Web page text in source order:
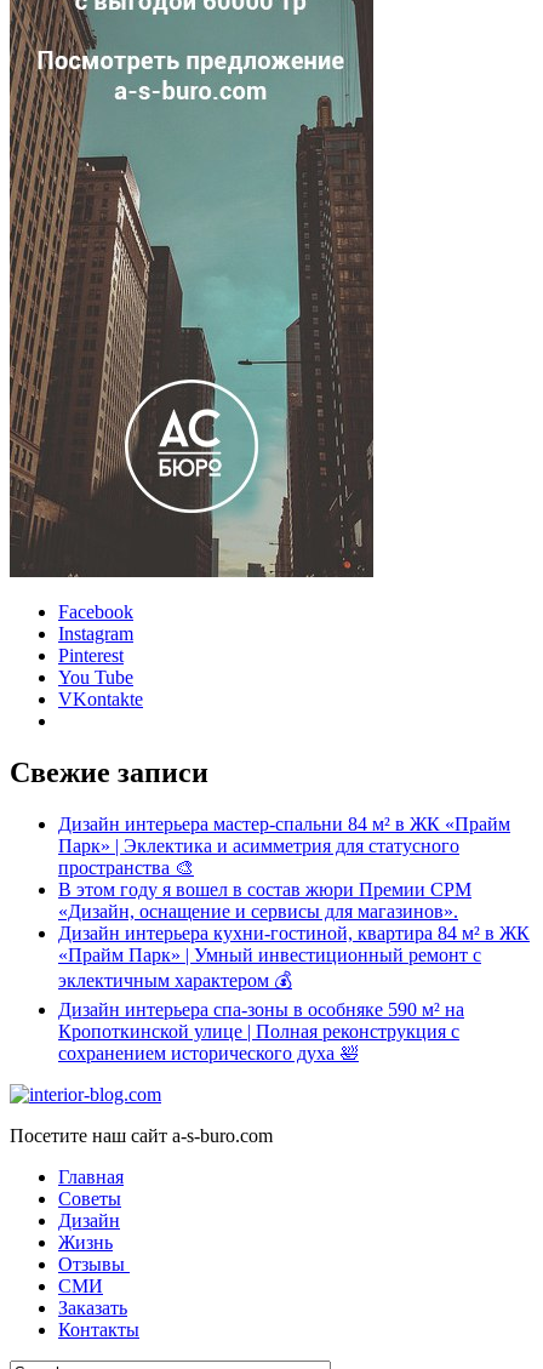
Facebook
Instagram
Pinterest
You Tube
VKontakte
Свежие записи
Дизайн интерьера мастер-спальни 84 м² в ЖК «Прайм
Парк» | Эклектика и асимметрия для статусного
пространства 🎨
В этом году я вошел в состав жюри Премии CPM
«Дизайн, оснащение и сервисы для магазинов».
Дизайн интерьера кухни-гостиной, квартира 84 м² в ЖК
«Прайм Парк» | Умный инвестиционный ремонт с
эклектичным характером 💰
Дизайн интерьера спа-зоны в особняке 590 м² на
Кропоткинской улице | Полная реконструкция с
сохранением исторического духа 🛀
Посетите наш сайт a-s-buro.com
Главная
Советы
Дизайн
Жизнь
Отзывы
СМИ
Заказать
Контакты